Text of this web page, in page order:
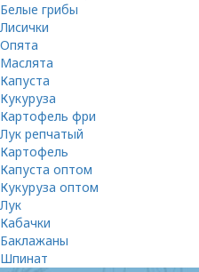
Белые грибы
Лисички
Опята
Маслята
Капуста
Кукуруза
Картофель фри
Лук репчатый
Картофель
Капуста оптом
Кукуруза оптом
Лук
Кабачки
Баклажаны
Шпинат